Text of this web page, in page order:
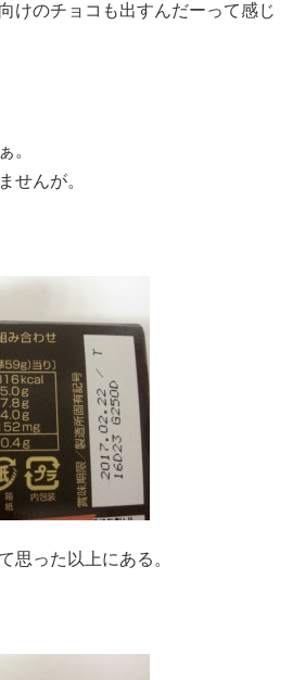
けのチョコも出すんだーって感じ
。
せんが。
思った以上にある。